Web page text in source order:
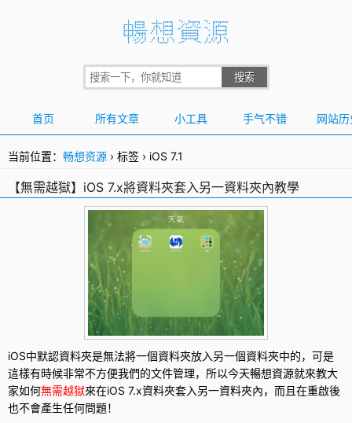
首页 所有文章 小工具 手气不错 网站历
当前位置： 畅想资源 › 标签 › iOS 7.1
【無需越獄】iOS 7.x將資料夾套入另一資料夾內教學
iOS中默認資料夾是無法將一個資料夾放入另一個資料夾中的，可是
這樣有時候非常不方便我們的文件管理，所以今天暢想資源就來教大
家如何無需越獄來在iOS 7.x資料夾套入另一資料夾內，而且在重啟後
也不會產生任何問題！